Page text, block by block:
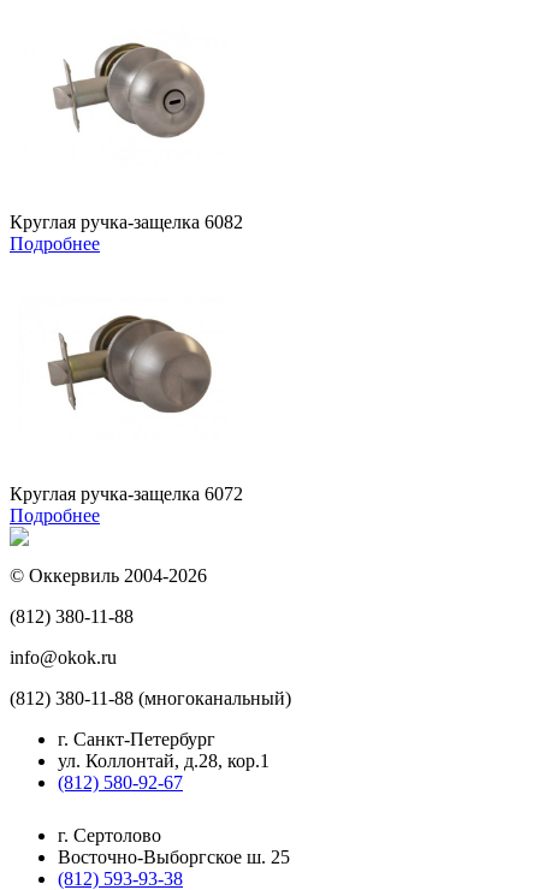
Круглая ручка-защелка 6082
Подробнее
Круглая ручка-защелка 6072
Подробнее
© Оккервиль 2004-2026
(812) 380-11-88
info@okok.ru
(812) 380-11-88 (многоканальный)
г. Санкт-Петербург
ул. Коллонтай, д.28, кор.1
(812) 580-92-67
г. Сертолово
Восточно-Выборгское ш. 25
(812) 593-93-38